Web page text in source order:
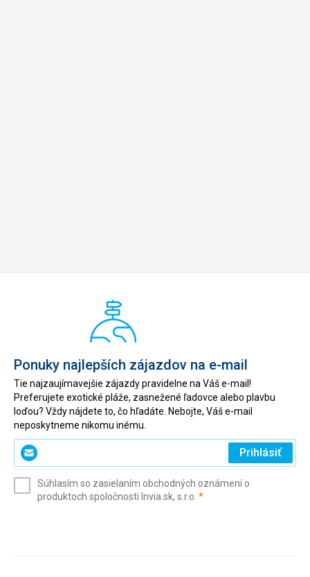
Ponuky najlepších zájazdov na e-mail
Tie najzaujímavejšie zájazdy pravidelne na Váš e-mail!
Preferujete exotické pláže, zasnežené ľadovce alebo plavbu
loďou? Vždy nájdete to, čo hľadáte. Nebojte, Váš e-mail
neposkytneme nikomu inému.
Zadajte
svoj
(povinné)
Prihlásiť
Súhlasím so zasielaním obchodných oznámení o
produktoch spoločnosti Invia.sk, s.r.o. *(povinné)